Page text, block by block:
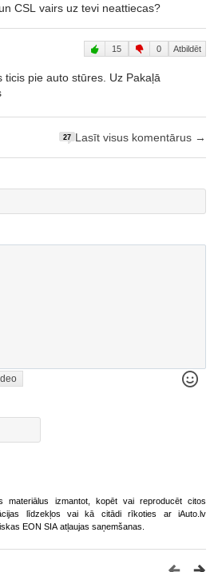
CSL vairs uz tevi neattiecas?
15 0 Atbildēt
ticis pie auto stūres. Uz Pakaļā
27 Lasīt visus komentārus →
materiālus izmantot, kopēt vai reproducēt citos
līdzekļos vai kā citādi rīkoties ar iAuto.lv
EON SIA atļaujas saņemšanas.